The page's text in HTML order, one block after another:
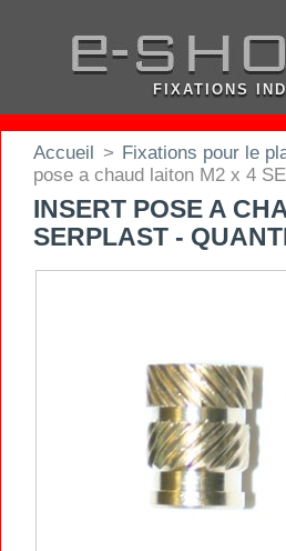
FIXATIONS
Accueil > Fixations pour le
pose a chaud laiton M2 x 4
INSERT POSE A
SERPLAST -